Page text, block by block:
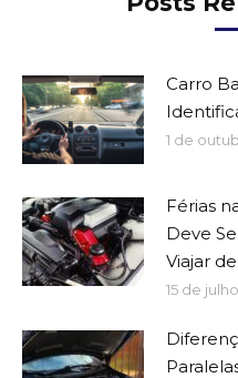
Carro
1 de
Férias
Deve
Viajar
15 de